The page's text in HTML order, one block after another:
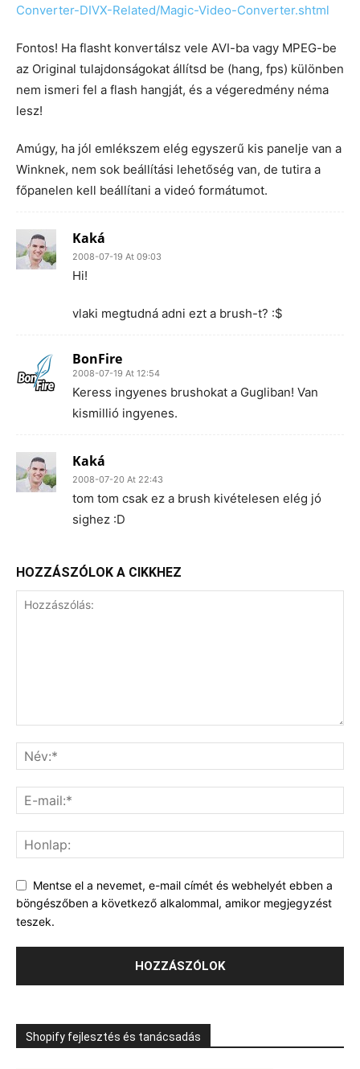
Converter-DIVX-Related/Magic-Video-Converter.shtml
Fontos! Ha flasht konvertálsz vele AVI-ba vagy MPEG-be
az Original tulajdonságokat állítsd be (hang, fps) különben
nem ismeri fel a flash hangját, és a végeredmény néma
lesz!
Amúgy, ha jól emlékszem elég egyszerű kis panelje van a
Winknek, nem sok beállítási lehetőség van, de tutira a
főpanelen kell beállítani a videó formátumot.
Kaká
2008-07-19 At 09:03
Hi!
vlaki megtudná adni ezt a brush-t? :$
BonFire
2008-07-19 At 12:54
Keress ingyenes brushokat a Gugliban! Van
kismillió ingyenes.
Kaká
2008-07-20 At 22:43
tom tom csak ez a brush kivételesen elég jó
sighez :D
HOZZÁSZÓLOK A CIKKHEZ
Mentse el a nevemet, e-mail címét és webhelyét ebben a
böngészőben a következő alkalommal, amikor megjegyzést
teszek.
Shopify fejlesztés és tanácsadás